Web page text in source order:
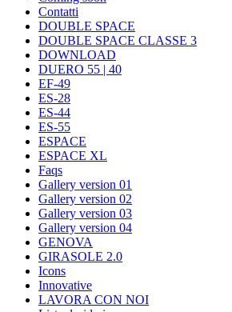
Contatti
DOUBLE SPACE
DOUBLE SPACE CLASSE 3
DOWNLOAD
DUERO 55 | 40
EF-49
ES-28
ES-44
ES-55
ESPACE
ESPACE XL
Faqs
Gallery version 01
Gallery version 02
Gallery version 03
Gallery version 04
GENOVA
GIRASOLE 2.0
Icons
Innovative
LAVORA CON NOI